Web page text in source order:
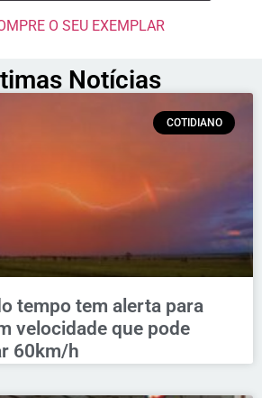
O SEU EXEMPLAR
Notícias
COTIDIANO
tempo tem alerta para
velocidade que pode
60km/h